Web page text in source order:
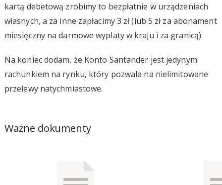
kartą debetową zrobimy to bezpłatnie w urządzeniach
własnych, a za inne zapłacimy 3 zł (lub 5 zł za abonament
miesięczny na darmowe wypłaty w kraju i za granicą).
Na koniec dodam, że Konto Santander jest jedynym
rachunkiem na rynku, który pozwala na nielimitowane
przelewy natychmiastowe.
Ważne dokumenty